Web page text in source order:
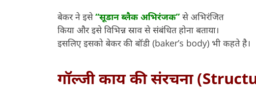
बेकर ने इसे“सूडान ब्लैक अभिरंजक” से अभिरंजित
किया और इसे विभिन्न स्राव से संबंधित होना बताया।
इसलिए इसको बेकर की बॉडी (baker’s body) भी कहते है।
गॉल्जी काय की संरचना